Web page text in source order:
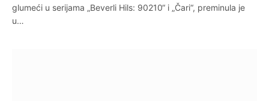
glumeći u serijama „Beverli Hils: 90210“ i „Čari“, preminula je
u…